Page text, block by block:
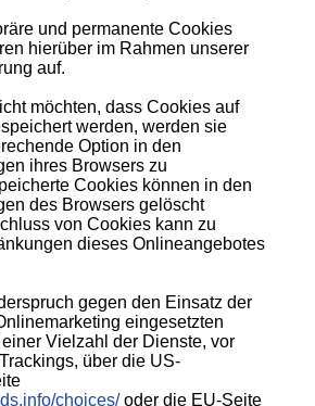
und permanente Cookies
hierüber im Rahmen unserer
auf.
möchten, dass Cookies auf
werden, werden sie
Option in den
ihres Browsers zu
Cookies können in den
des Browsers gelöscht
von Cookies kann zu
dieses Onlineangebotes
gegen den Einsatz der
eingesetzten
Vielzahl der Dienste, vor
über die US-
choices/oder die EU-Seite